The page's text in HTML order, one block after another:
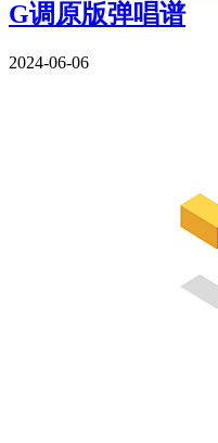
G调原版弹唱谱
2024-06-06